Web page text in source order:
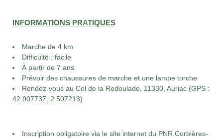
INFORMATIONS PRATIQUES
Marche de 4 km
Difficulté : facile
À partir de 7 ans
Prévoir des chaussures de marche et une lampe torche
Rendez-vous au Col de la Redoulade, 11330, Auriac (GPS :
42.907737, 2.507213)
Inscription obligatoire via le site internet du PNR Corbières-